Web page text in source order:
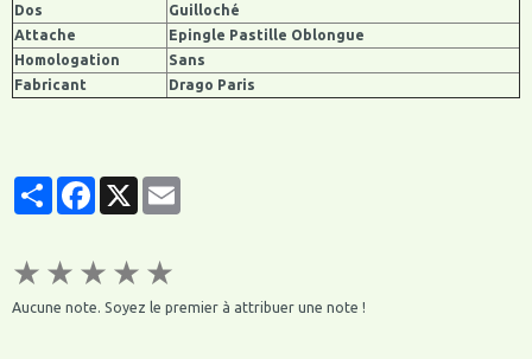
Dos
Guilloché
Attache
Epingle Pastille Oblongue
Homologation
Sans
Fabricant
Drago Paris
PartagerFacebook
X
★ ★ ★ ★ ★
Aucune note. Soyez le premier à attribuer une note !